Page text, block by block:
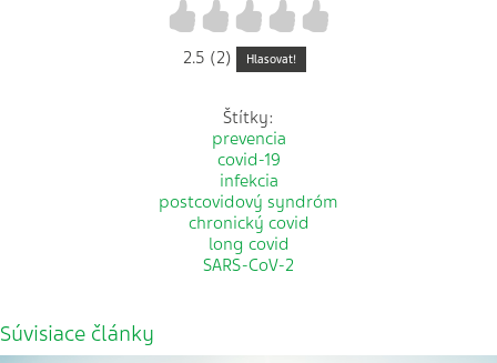
4
3
2
1
2.5 (2) Hlasovat!
Štítky:
prevencia
covid-19
infekcia
postcovidový syndróm
chronický covid
long covid
SARS-CoV-2
Súvisiace články